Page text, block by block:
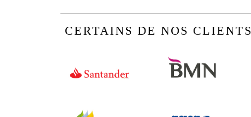
CERTAINS DE NOS CLIENTS